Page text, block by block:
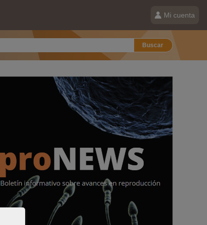
Mi cuenta
Buscar